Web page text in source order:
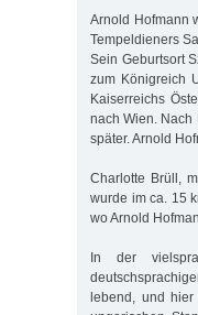
Arnold Hofmann
Tempeldieners
Sein Geburtsort
zum Königreich
Kaiserreichs
nach Wien. Nach
später. Arnold
Charlotte Brüll,
wurde im ca. 15
wo Arnold
In der
lebend, und hier